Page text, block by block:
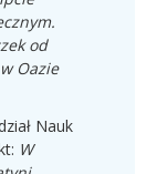
od
Oazie
Nauk
W